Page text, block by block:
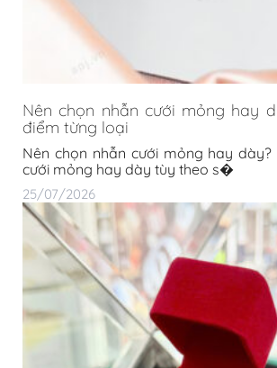
Nên chọn nhẫn cưới mỏng hay
điểm từng loại
Nên chọn nhẫn cưới mỏng hay dày?
cưới mỏng hay dày tùy theo s�
25/07/2026